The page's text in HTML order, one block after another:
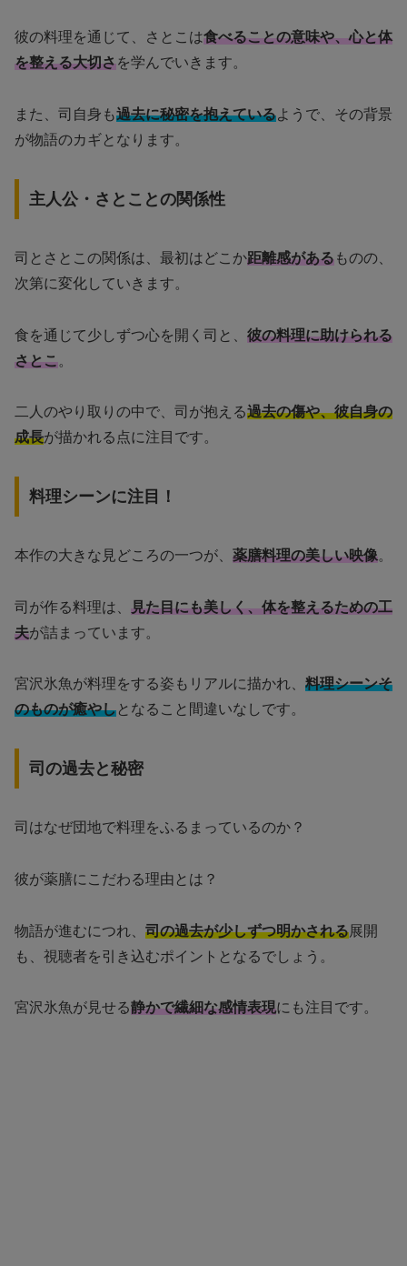
彼の料理を通じて、さとこは食べることの意味や、心と体
を整える大切さを学んでいきます。
また、司自身も過去に秘密を抱えているようで、その背景
が物語のカギとなります。
主人公・さとことの関係性
司とさとこの関係は、最初はどこか距離感があるものの、
次第に変化していきます。
食を通じて少しずつ心を開く司と、 彼の料理に助けられる
さとこ。
二人のやり取りの中で、司が抱える過去の傷や、彼自身の
成長が描かれる点に注目です。
料理シーンに注目！
本作の大きな見どころの一つが、 薬膳料理の美しい映像。
司が作る料理は、 見た目にも美しく、体を整えるための工
夫が詰まっています。
宮沢氷魚が料理をする姿もリアルに描かれ、 料理シーンそ
のものが癒やしとなること間違いなしです。
司の過去と秘密
司はなぜ団地で料理をふるまっているのか？
彼が薬膳にこだわる理由とは？
物語が進むにつれ、 司の過去が少しずつ明かされる展開
も、視聴者を引き込むポイントとなるでしょう。
宮沢氷魚が見せる静かで繊細な感情表現にも注目です。